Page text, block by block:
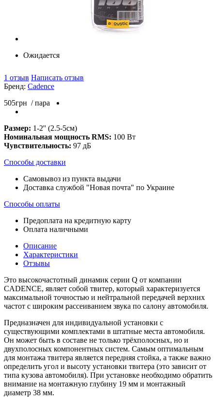
Ожидается
1 отзыв Написать отзыв
Бренд: Cadence
505грн / пара
Размер: 1-2'' (2.5-5см)
Номинальная мощность RMS: 100 Вт
Чувствительность: 97 дБ
Способы доставки
Самовывоз из пункта выдачи
Доставка службой "Новая почта" по Украине
Способы оплаты
Предоплата на кредитную карту
Оплата наличными
Описание
Характеристики
Отзывы
Это высокочастотный динамик серии Q от компании
CADENCE, являет собой твитер, который характеризуется
максимальной точностью и нейтральной передачей верхних
частот с широким рассеиванием звука по салону автомобиля.
Предназначен для индивидуальной установки с
существующими комплектами в штатные места автомобиля.
Он может быть в составе не только трёхполосных, но и
двухполосных компонентных систем. Самым оптимальным
для монтажа твитера является передняя стойка, а также важно
определить угол и высоту установки твитера (это зависит от
типа кузова автомобиля). При установке необходимо обратить
внимание на монтажную глубину 19 мм и монтажный
диаметр 38 мм.